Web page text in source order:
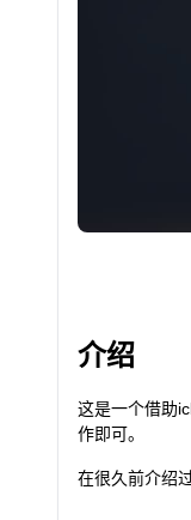
介绍
这是一个借助
作即可。
在很久前介绍